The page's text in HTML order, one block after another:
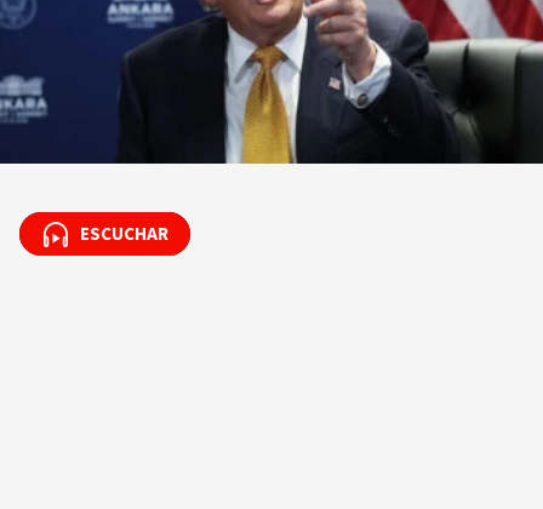
ESCUCHAR
ESCUCHAR